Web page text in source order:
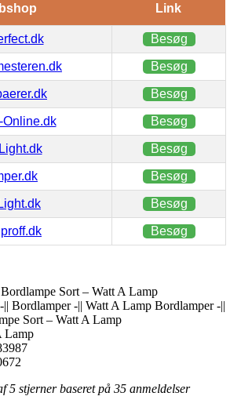
Link
Besøg
Besøg
Besøg
Online.dk Besøg
Besøg
Besøg
Besøg
Besøg
Sort – Watt A Lamp
|| Bordlamper -|| Watt A Lamp Bordlamper -||
Sort – Watt A Lamp
Lamp
5 stjerner baseret på 35 anmeldelser